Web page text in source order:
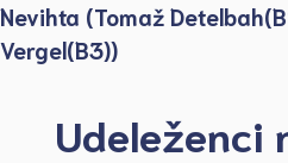
Nevihta (Tomaž
Vergel(B3))
Udeleženci